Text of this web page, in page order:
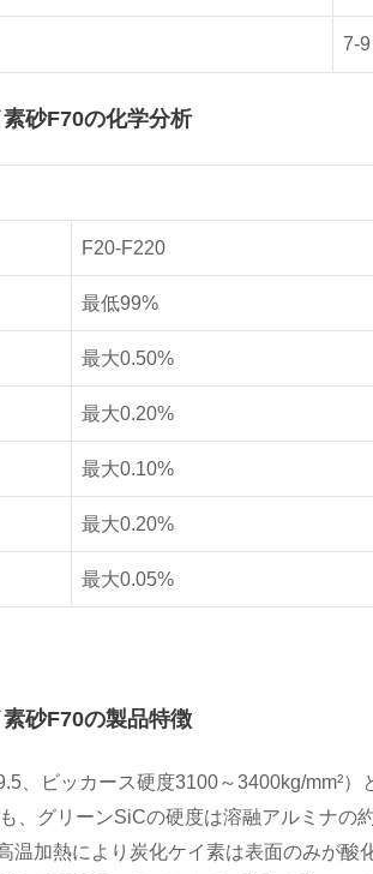
7-
砂F70の化学分析
F20-F220
最低99%
最大0.50%
最大0.20%
最大0.10%
最大0.20%
最大0.05%
砂F70の製品特徴
、ビッカース硬度3100～3400kg/mm²
、グリーンSiCの硬度は溶融アルミナの約
温加熱により炭化ケイ素は表面のみが